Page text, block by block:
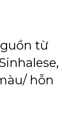
từ
hỗn